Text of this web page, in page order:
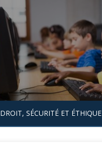
DROIT, SÉCURITÉ ET ÉTHIQUE